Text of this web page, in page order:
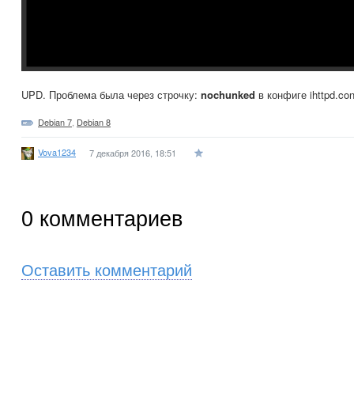
UPD. Проблема была через строчку: nochunked в конфиге
Debian 7 Debian 8
Vova1234 7 декабря 2016, 18:51
0 комментариев
Оставить комментарий